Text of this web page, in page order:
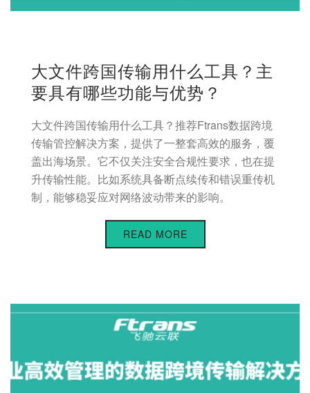
大文件跨国传输用什么工具？主
要具有哪些功能与优势？
大文件跨国传输用什么工具？推荐Ftrans数据跨境
传输管控解决方案，提供了一整套高效的服务，覆
盖出海场景。它不仅关注安全合规性要求，也在提
升传输性能。比如系统具备断点续传和错误重传机
制，能够稳妥应对网络波动带来的影响。
READ MORE